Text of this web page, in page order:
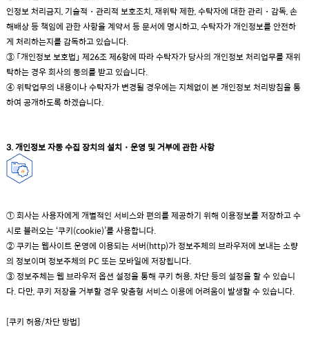
인정보 처리금지, 기술적・관리적 보호조치, 재위탁 제한, 수탁자에 대한 관리・감독, 손
해배상 등 책임에 관한 사항을 계약서 등 문서에 명시하고, 수탁자가 개인정보를 안전하
게 처리하는지를 감독하고 있습니다.
③ 「개인정보 보호법」 제26조 제6항에 따라 수탁자가 당사의 개인정보 처리업무를 재위
탁하는 경우 회사의 동의를 받고 있습니다.
④ 위탁업무의 내용이나 수탁자가 변경될 경우에는 지체없이 본 개인정보 처리방침을 통
하여 공개하도록 하겠습니다.
3. 개인정보 자동 수집 장치의 설치・운영 및 거부에 관한 사항
① 회사는 사용자에게 개별적인 서비스와 편의를 제공하기 위해 이용정보를 저장하고 수
시로 불러오는 ‘쿠키(cookie)’를 사용합니다.
② 쿠키는 웹사이트 운영에 이용되는 서버(http)가 정보주체의 브라우저에 보내는 소량
의 정보이며 정보주체의 PC 또는 모바일에 저장됩니다.
③ 정보주체는 웹 브라우저 옵션 설정을 통해 쿠키 허용, 차단 등의 설정을 할 수 있습니
다. 다만, 쿠키 저장을 거부할 경우 맞춤형 서비스 이용에 어려움이 발생할 수 있습니다.
[쿠키 허용/차단 방법]